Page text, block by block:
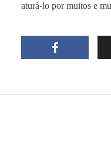
aturá-lo por muitos e